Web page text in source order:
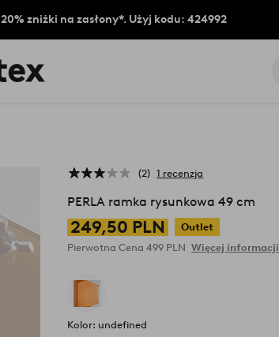
20% zniżki na zasłony*. Użyj kodu: 424992
2 1 recenzja
PERLA ramka rysunkowa 49 cm
249,50 PLN
Outlet
Pierwotna Cena499 PLN Więcej informacji
Kolor: undefined